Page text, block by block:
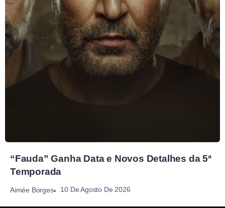
“Fauda” Ganha Data e Novos Detalhes da 5ª
Temporada
Aimée Borges 10 De Agosto De 2026